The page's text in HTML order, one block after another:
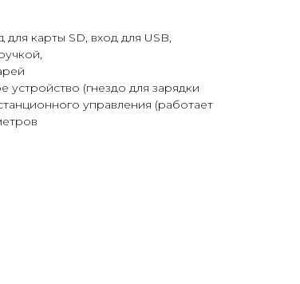
карты SD, вход для USB,
устройство (гнездо для зарядки
управления (работает